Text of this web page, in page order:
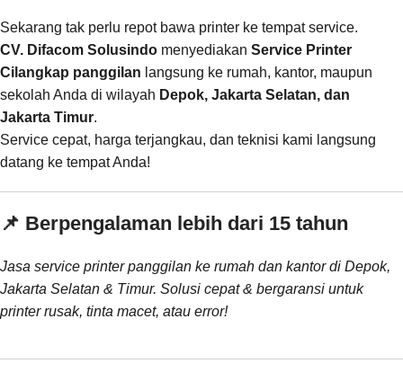
Sekarang tak perlu repot bawa printer ke tempat service.
CV. Difacom Solusindo menyediakan Service Printer
Cilangkap panggilan langsung ke rumah, kantor, maupun
sekolah Anda di wilayah Depok, Jakarta Selatan, dan
Jakarta Timur.
Service cepat, harga terjangkau, dan teknisi kami langsung
datang ke tempat Anda!
📌 Berpengalaman lebih dari 15 tahun
Jasa service printer panggilan ke rumah dan kantor di Depok,
Jakarta Selatan & Timur. Solusi cepat & bergaransi untuk
printer rusak, tinta macet, atau error!